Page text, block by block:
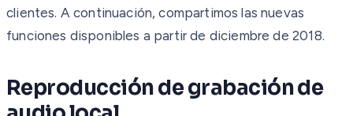
clientes. A continuación, compartimos las nuevas
funciones disponibles a partir de diciembre de 2018.
Reproducción de grabación de